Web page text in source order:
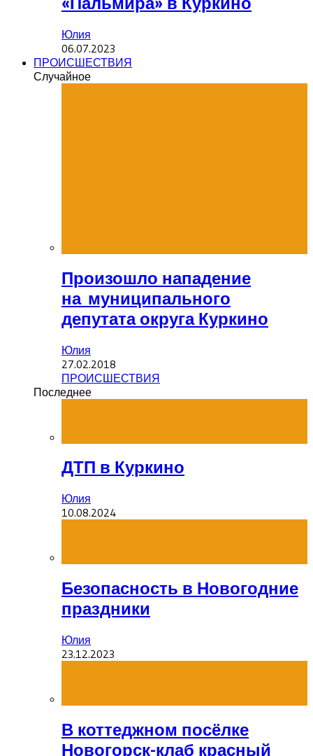
Юлия
06.07.2023
ПРОИСШЕСТВИЯ
Случайное
Произошло нападение
на муниципального
депутата округа Куркино
Юлия
27.02.2018
ПРОИСШЕСТВИЯ
Последнее
ДТП в Куркино
Юлия
10.08.2024
Безопасность в Новогодние
праздники
Юлия
23.12.2023
В коттеджном посёлке
Новогорск-клаб красный